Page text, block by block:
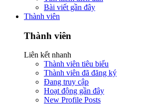
Bài viết gần đây
Thành viên
Thành viên
Liên kết nhanh
Thành viên tiêu biểu
Thành viên đã đăng ký
Đang truy cập
Hoạt động gần đây
New Profile Posts